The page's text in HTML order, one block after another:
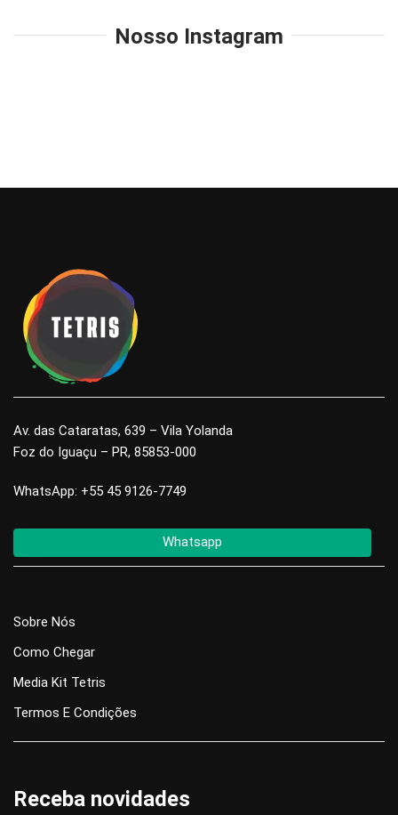
Nosso Instagram
Av. das Cataratas, 639 – Vila Yolanda
Foz do Iguaçu – PR, 85853-000
WhatsApp: +55 45 9126-7749
Whatsapp
Sobre Nós
Como Chegar
Media Kit Tetris
Termos E Condições
Receba novidades